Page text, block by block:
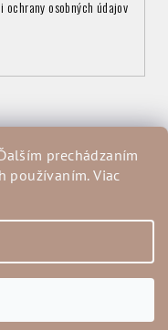
prechádzaním
používaním. Viac
ochrany osobných údajov
údajov
vyhradené.